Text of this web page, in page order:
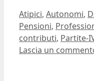
Categorie
Atipici, Autonomi,
Pensioni,
contributi, Partite-
Lascia un